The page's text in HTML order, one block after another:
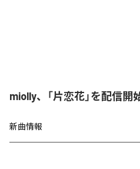
miolly、「片恋花」を配信開
新曲情報